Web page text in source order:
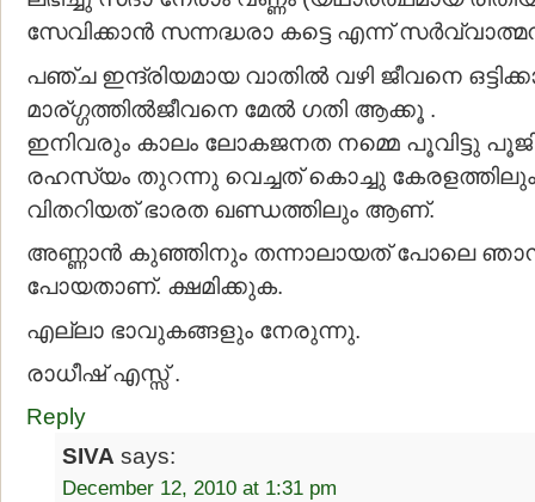
സേവിക്കാന്‍ സന്നദ്ധരാ കട്ടെ എന്ന്
പഞ്ച ഇന്ദ്രിയമായ വാതില്‍ വഴി ജീവനെ
മാര്ഗ്ഗത്തില്‍ജീവനെ മേല്‍ ഗതി ആക്കൂ .
ഇനിവരും കാലം ലോകജനത നമ്മെ പൂവിട്ടു
രഹസ്യം തുറന്നു വെച്ചത് കൊച്ചു
വിതറിയത് ഭാരത ഖണ്ഡത്തിലും ആണ്.
അണ്ണാന്‍ കുഞ്ഞിനും തന്നാലായത് പോലെ
പോയതാണ്. ക്ഷമിക്കുക.
എല്ലാ ഭാവുകങ്ങളും നേരുന്നു.
രാധീഷ്‌ എസ്സ് .
Reply
SIVA says:
December 12, 2010 at 1:31 pm